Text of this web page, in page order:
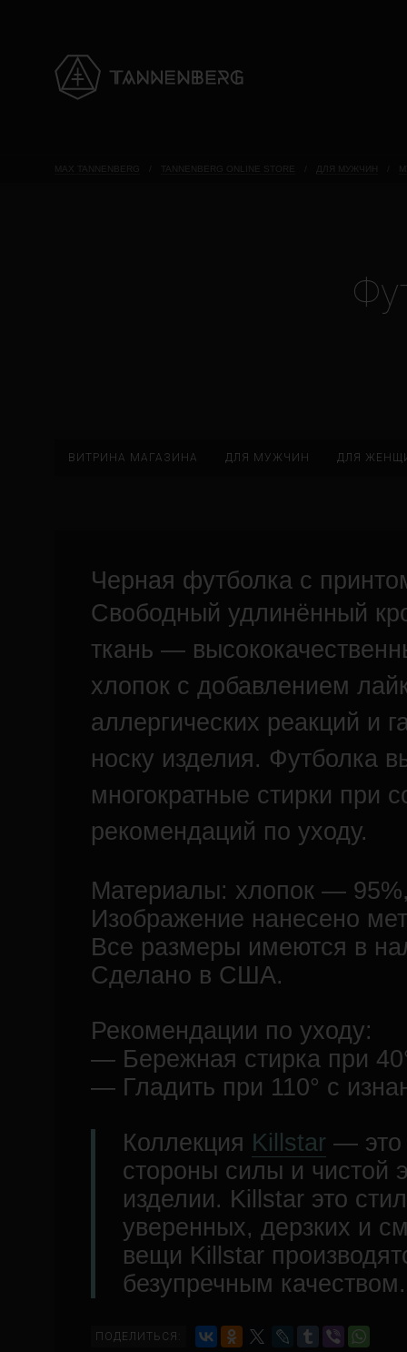
MAX TANNENBERG TANNENBERG ONLINE STORE ДЛЯ МУЖЧИН
ВИТРИНА МАГАЗИНА ДЛЯ МУЖЧИН ДЛЯ
Черная футболка с
Свободный удлинённый
ткань —
хлопок с добавлением
аллергических реакций и
носку изделия. Футболка
многократные стирки при
рекомендаций по уходу.
Материалы: хлопок —
Изображение нанесено
Все размеры имеются в
Сделано в США.
Рекомендации по уходу:
— Бережная стирка при
— Гладить при 110° с
Коллекция Killstar — это
стороны силы и чистой
изделии. Killstar это
уверенных, дерзких и
вещи Killstar
безупречным качеством.
ПОДЕЛИТЬСЯ: